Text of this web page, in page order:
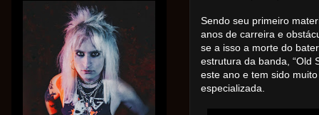
Sendo seu primeiro
anos de carreira e
se a isso a morte do
estrutura da banda, “Old
este ano e tem sido
especializada.